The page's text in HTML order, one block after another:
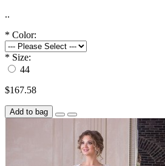
..
* Color:
* Size:
44
$167.58
Add to bag